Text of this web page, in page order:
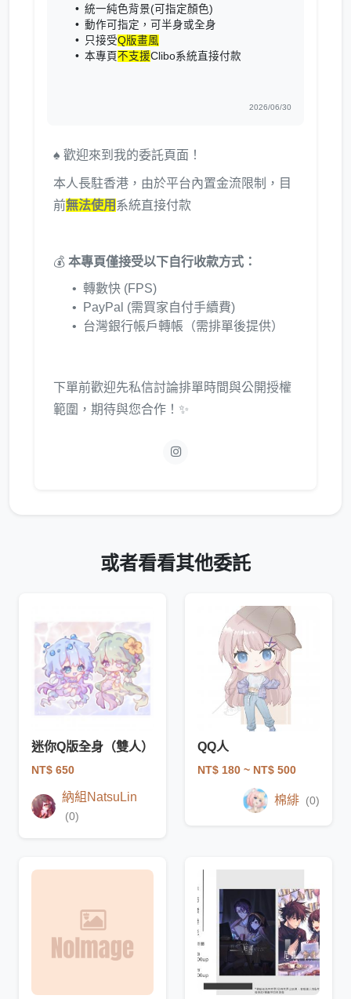
統一純色背景(可指定顏色)
動作可指定，可半身或全身
只接受Q版畫風
本專頁不支援Clibo系統直接付款
2026/06/30
♠️ 歡迎來到我的委託頁面！
本人長駐香港，由於平台內置金流限制，目
前無法使用 系統直接付款
💰 本專頁僅接受以下自行收款方式：
轉數快 (FPS)
PayPal (需買家自付手續費)
台灣銀行帳戶轉帳（需排單後提供）
下單前歡迎先私信討論排單時間與公開授權
範圍，期待與您合作！✨
或者看看其他委託
迷你Q版全身（雙人）
NT$ 650
納組NatsuLin
(0)
QQ人
NT$ 180 ~ NT$ 500
棉緋 (0)